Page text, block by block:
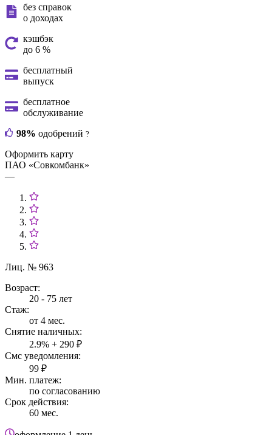
без справок
о доходах
кэшбэк
до 6 %
бесплатный
выпуск
бесплатное
обслуживание
98% одобрений ?
Оформить карту
ПАО «Совкомбанк»
—
Лиц. № 963
Возраст:
20 - 75 лет
Стаж:
от 4 мес.
Снятие наличных:
2.9% + 290 ₽
Смс уведомления:
99 ₽
Мин. платеж:
по согласованию
Срок действия:
60 мес.